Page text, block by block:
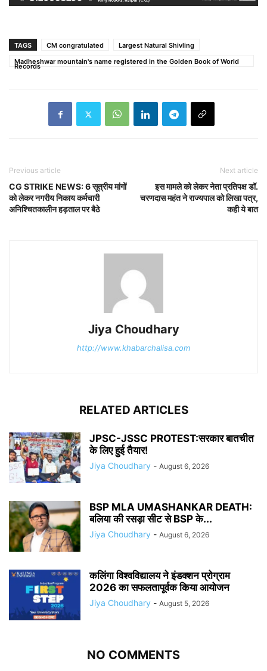
TAGS CM congratulated
Largest Natural Shivling
Madheshwar mountain's name registered in the Golden Book of World
Records
Previous article
CG STRIKE NEWS: 6 सूत्रीय मांगों
को लेकर नगरीय निकाय कर्मचारी
अनिश्चितकालीन हड़ताल पर बैठे
Next article
इस मामले को लेकर नेता प्रतिपक्ष डॉ.
चरणदास महंत ने राज्यपाल को लिखा पत्र,
कही ये बात
Jiya Choudhary
http://www.khabarchalisa.com
RELATED ARTICLES
JPSC-JSSC PROTEST:सरकार बातचीत
के लिए हुई तैयार!
Jiya Choudhary - August 6, 2026
BSP MLA UMASHANKAR DEATH:
बलिया की रसड़ा सीट से BSP के...
Jiya Choudhary - August 6, 2026
कलिंगा विश्वविद्यालय ने इंडक्शन प्रोग्राम
2026 का सफलतापूर्वक किया आयोजन
Jiya Choudhary - August 5, 2026
NO COMMENTS